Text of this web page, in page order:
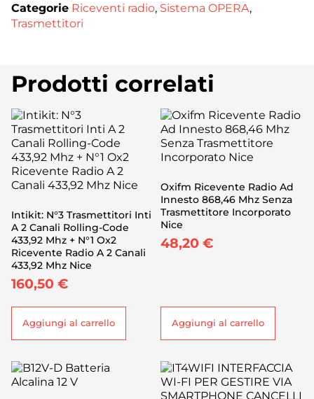
Categorie Riceventi radio, Sistema OPERA,
Trasmettitori
Prodotti correlati
Intikit: N°3 Trasmettitori Inti
A 2 Canali Rolling-Code
433,92 Mhz + N°1 Ox2
Ricevente Radio A 2 Canali
433,92 Mhz Nice
160,50 €
Aggiungi al carrello
Oxifm Ricevente Radio Ad
Innesto 868,46 Mhz Senza
Trasmettitore Incorporato
Nice
48,20 €
Aggiungi al carrello